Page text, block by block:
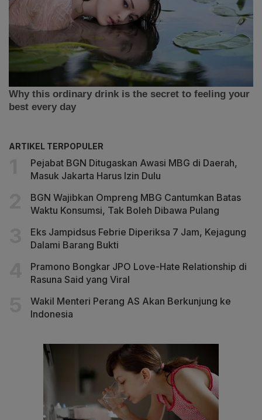
ARTIKEL TERPOPULER
Pejabat BGN Ditugaskan Awasi MBG di Daerah,
Masuk Jakarta Harus Izin Dulu
BGN Wajibkan Ompreng MBG Cantumkan Batas
Waktu Konsumsi, Tak Boleh Dibawa Pulang
Eks Jampidsus Febrie Diperiksa 7 Jam, Kejagung
Dalami Barang Bukti
Pramono Bongkar JPO Love-Hate Relationship di
Rasuna Said yang Viral
Wakil Menteri Perang AS Akan Berkunjung ke
Indonesia